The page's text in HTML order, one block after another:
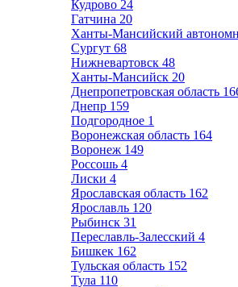
Кудрово 24
Гатчина 20
Ханты-Мансийский
Сургут 68
Нижневартовск 48
Ханты-Мансийск 20
Днепропетровская область
Днепр 159
Подгородное 1
Воронежская область 164
Воронеж 149
Россошь 4
Лиски 4
Ярославская область 162
Ярославль 120
Рыбинск 31
Переславль-Залесский 4
Бишкек 162
Тульская область 152
Тула 110